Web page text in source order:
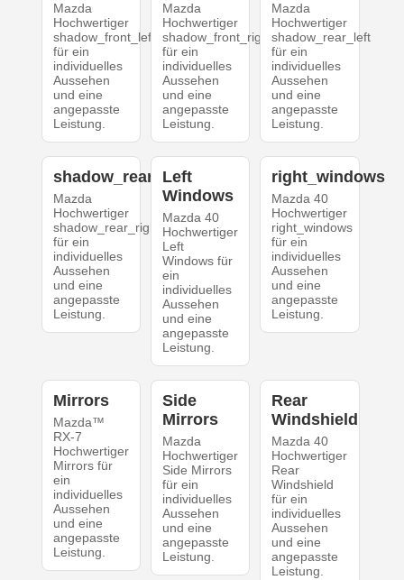
Mazda
Hochwertiger
shadow_front_left
für ein
individuelles
Aussehen
und eine
angepasste
Leistung.
Mazda
Hochwertiger
shadow_front_right
für ein
individuelles
Aussehen
und eine
angepasste
Leistung.
Mazda
Hochwertiger
shadow_rear_left
für ein
individuelles
Aussehen
und eine
angepasste
Leistung.
shadow_rear_right
Mazda
Hochwertiger
shadow_rear_right
für ein
individuelles
Aussehen
und eine
angepasste
Leistung.
Left
Windows
Mazda 40
Hochwertiger
Left
Windows für
ein
individuelles
Aussehen
und eine
angepasste
Leistung.
right_windows
Mazda 40
Hochwertiger
right_windows
für ein
individuelles
Aussehen
und eine
angepasste
Leistung.
Mirrors
Mazda™
RX-7
Hochwertiger
Mirrors für
ein
individuelles
Aussehen
und eine
angepasste
Leistung.
Side
Mirrors
Mazda
Hochwertiger
Side Mirrors
für ein
individuelles
Aussehen
und eine
angepasste
Leistung.
Rear
Windshield
Mazda 40
Hochwertiger
Rear
Windshield
für ein
individuelles
Aussehen
und eine
angepasste
Leistung.